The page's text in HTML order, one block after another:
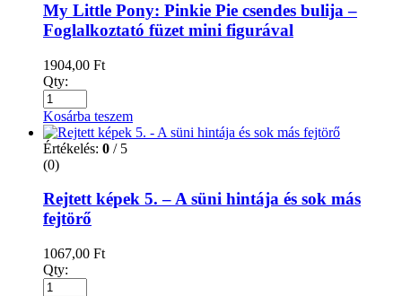
My Little Pony: Pinkie Pie csendes bulija –
Foglalkoztató füzet mini figurával
1904,00 Ft
Qty:
Kosárba teszem
Értékelés: 0 / 5
(0)
Rejtett képek 5. – A süni hintája és sok más
fejtörő
1067,00 Ft
Qty: